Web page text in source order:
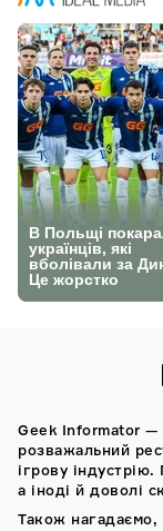
Geek Informator —
розважальний
ігрову
а іноді й доволі
Також нагадаємо,